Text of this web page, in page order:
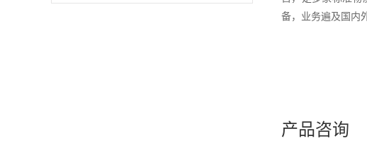
备，业务遍及国内
产品咨询